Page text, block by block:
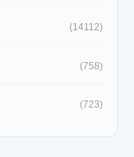
(14112)
(758)
(723)